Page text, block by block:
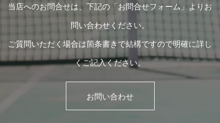
当店へのお問合せは、下記の「お問合せフォーム」よりお
問い合わせください。
ご質問いただく場合は箇条書きで結構ですので明確に詳し
くご記入ください。
お問い合わせ